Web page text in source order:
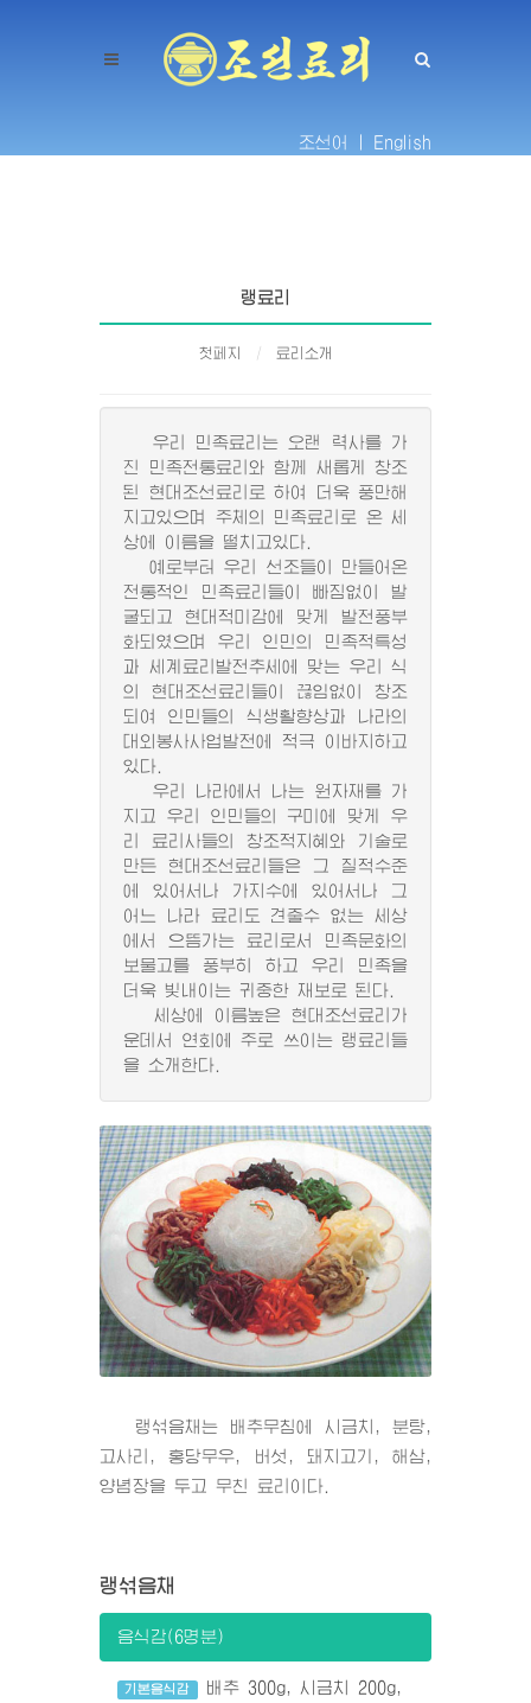
조선어 | English
랭료리
첫페지 료리소개
우리 민족료리는 오랜 력사를 가
진 민족전통료리와 함께 새롭게 창조
된 현대조선료리로 하여 더욱 풍만해
지고있으며 주체의 민족료리로 온 세
상에 이름을 떨치고있다.
예로부터 우리 선조들이 만들어온
전통적인 민족료리들이 빠짐없이 발
굴되고 현대적미감에 맞게 발전풍부
화되였으며 우리 인민의 민족적특성
과 세계료리발전추세에 맞는 우리 식
의 현대조선료리들이 끊임없이 창조
되여 인민들의 식생활향상과 나라의
대외봉사사업발전에 적극 이바지하고
있다.
우리 나라에서 나는 원자재를 가
지고 우리 인민들의 구미에 맞게 우
리 료리사들의 창조적지혜와 기술로
만든 현대조선료리들은 그 질적수준
에 있어서나 가지수에 있어서나 그
어느 나라 료리도 견줄수 없는 세상
에서 으뜸가는 료리로서 민족문화의
보물고를 풍부히 하고 우리 민족을
더욱 빛내이는 귀중한 재보로 된다.
세상에 이름높은 현대조선료리가
운데서 연회에 주로 쓰이는 랭료리들
을 소개한다.
랭섞음채는 배추무침에 시금치, 분탕,
고사리, 홍당무우, 버섯, 돼지고기, 해삼,
양념장을 두고 무친 료리이다.
랭섞음채
음식감(6명분)
기본음식감
배추 300g, 시금치 200g,